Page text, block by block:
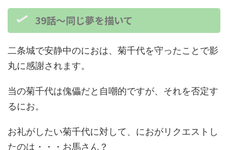
39話～同じ夢を描いて
二条城で安静中のにおは、菊千代を守ったことで影
丸に感謝されます。
当の菊千代は傀儡だと自嘲的ですが、それを否定す
るにお。
お礼がしたい菊千代に対して、におがリクエストし
たのは・・・お馬さん？